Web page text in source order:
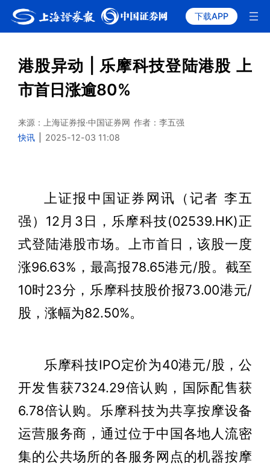
下载APP
港股异动 | 乐摩科技登陆港股 上
市首日涨逾80%
来源：上海证券报·中国证券网 作者：李五强
快讯
2025-12-03 11:08
上证报中国证券网讯（记者 李五
强）12月3日，乐摩科技(02539.HK)正
式登陆港股市场。上市首日，该股一度
涨96.63%，最高报78.65港元/股。截至
10时23分，乐摩科技股价报73.00港元/
股，涨幅为82.50%。
乐摩科技IPO定价为40港元/股，公
开发售获7324.29倍认购，国际配售获
6.78倍认购。乐摩科技为共享按摩设备
运营服务商，通过位于中国各地人流密
集的公共场所的各服务网点的机器按摩